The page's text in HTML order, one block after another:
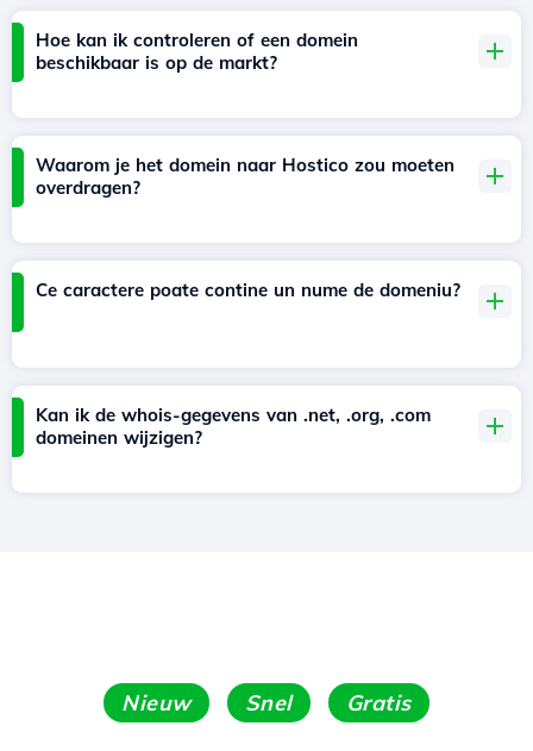
Hoe kan ik controleren of een domein
beschikbaar is op de markt?
Waarom je het domein naar Hostico zou moeten
overdragen?
Ce caractere poate contine un nume de domeniu?
Kan ik de whois-gegevens van .net, .org, .com
domeinen wijzigen?
Nieuw Snel Gratis